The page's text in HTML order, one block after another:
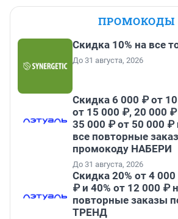
ПРОМОКОДЫ
Скидка 10% на все
До 31 августа, 2026
Скидка 6 000 ₽ от
от 15 000 ₽, 20 000
35 000 ₽ от 50 000 ₽
все повторные
промокоду НАБЕРИ
До 31 августа, 2026
Скидка 20% от 4
₽ и 40% от 12 000 ₽
повторные заказы
ТРЕНД